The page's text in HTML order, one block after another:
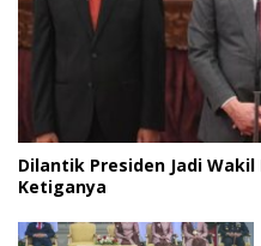
Dilantik Presiden Jadi
Ketiganya